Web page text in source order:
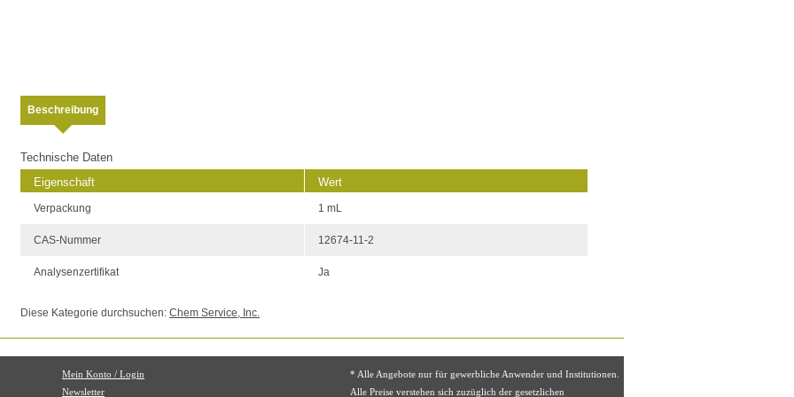
Beschreibung
Technische Daten
Eigenschaft
Wert
Verpackung 1 mL
CAS-Nummer 12674-11-2
Analysenzertifikat Ja
Diese Kategorie durchsuchen: Chem Service, Inc.
Mein Konto / Login
Newsletter
* Alle Angebote nur für gewerbliche Anwender und Institutionen.
Alle Preise verstehen sich zuzüglich der gesetzlichen